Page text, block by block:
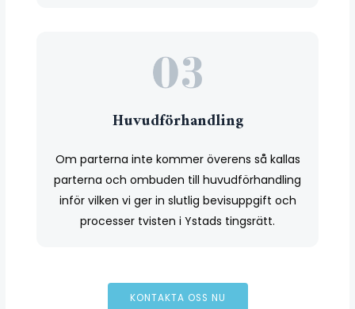
Huvudförhandling
Om parterna inte kommer överens så kallas
parterna och ombuden till huvudförhandling
inför vilken vi ger in slutlig bevisuppgift och
processer tvisten i Ystads tingsrätt.
KONTAKTA OSS NU